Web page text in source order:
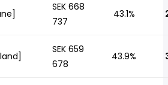
SEK 668
737
43.1%
SEK 659
678
43.9%